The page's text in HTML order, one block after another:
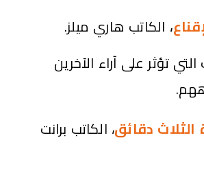
، الكاتب هاري ميلز.
تؤثر على آراء الآخرين
الثلاث دقائق، الكاتب برانت